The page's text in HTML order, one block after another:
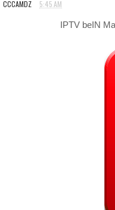
CCCAMDZ 5:45 AM
IPTV beIN